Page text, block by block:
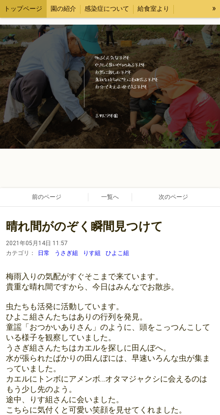
トップページ 園の紹介 感染症について 給食室より
各種様式 求人情報 ブログ 情報公開
»
前のページ 一覧へ 次のページ
晴れ間がのぞく瞬間見つけて
2021年05月14日 11:57
カテゴリ：
日常 うさぎ組 りす組 ひよこ組
梅雨入りの気配がすぐそこまで来ています。
貴重な晴れ間ですから、今日はみんなでお散歩。
虫たちも活発に活動しています。
ひよこ組さんたちはありの行列を発見。
童謡「おつかいありさん」のように、頭をこっつんこして
いる様子を観察していました。
うさぎ組さんたちはカエルを探しに田んぼへ。
水が張られたばかりの田んぼには、早速いろんな虫が集ま
っていました。
カエルにトンボにアメンボ…オタマジャクシに会えるのは
もう少し先のよう。
途中、りす組さんに会いました。
こちらに気付くと可愛い笑顔を見せてくれました。